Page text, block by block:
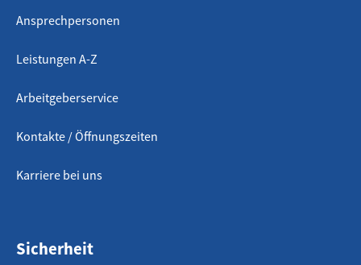
Ansprechpersonen
Leistungen A-Z
Arbeitgeberservice
Kontakte / Öffnungszeiten
Karriere bei uns
Sicherheit